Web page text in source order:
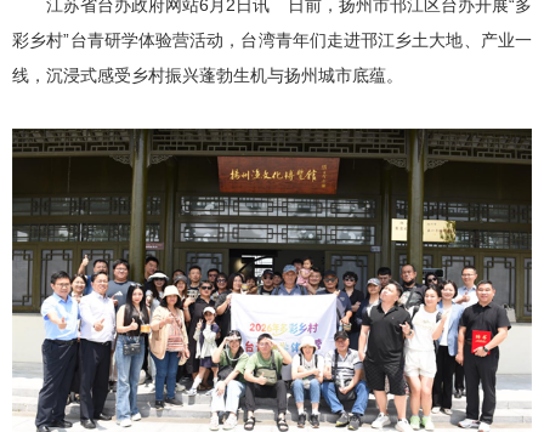
江苏省台办政府网站6月2日讯 日前，扬州市邗江区台办开展“多
彩乡村”台青研学体验营活动，台湾青年们走进邗江乡土大地、产业一
线，沉浸式感受乡村振兴蓬勃生机与扬州城市底蕴。